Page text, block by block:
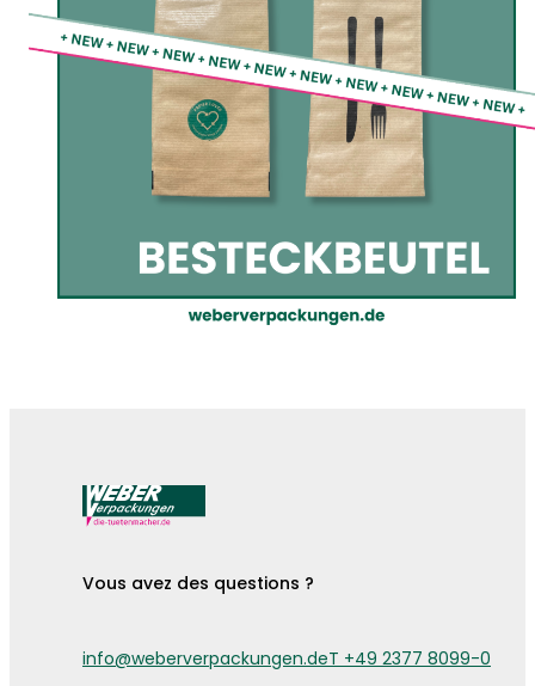
Vous avez des questions ?
info@weberverpackungen.deT +49 2377 8099-0